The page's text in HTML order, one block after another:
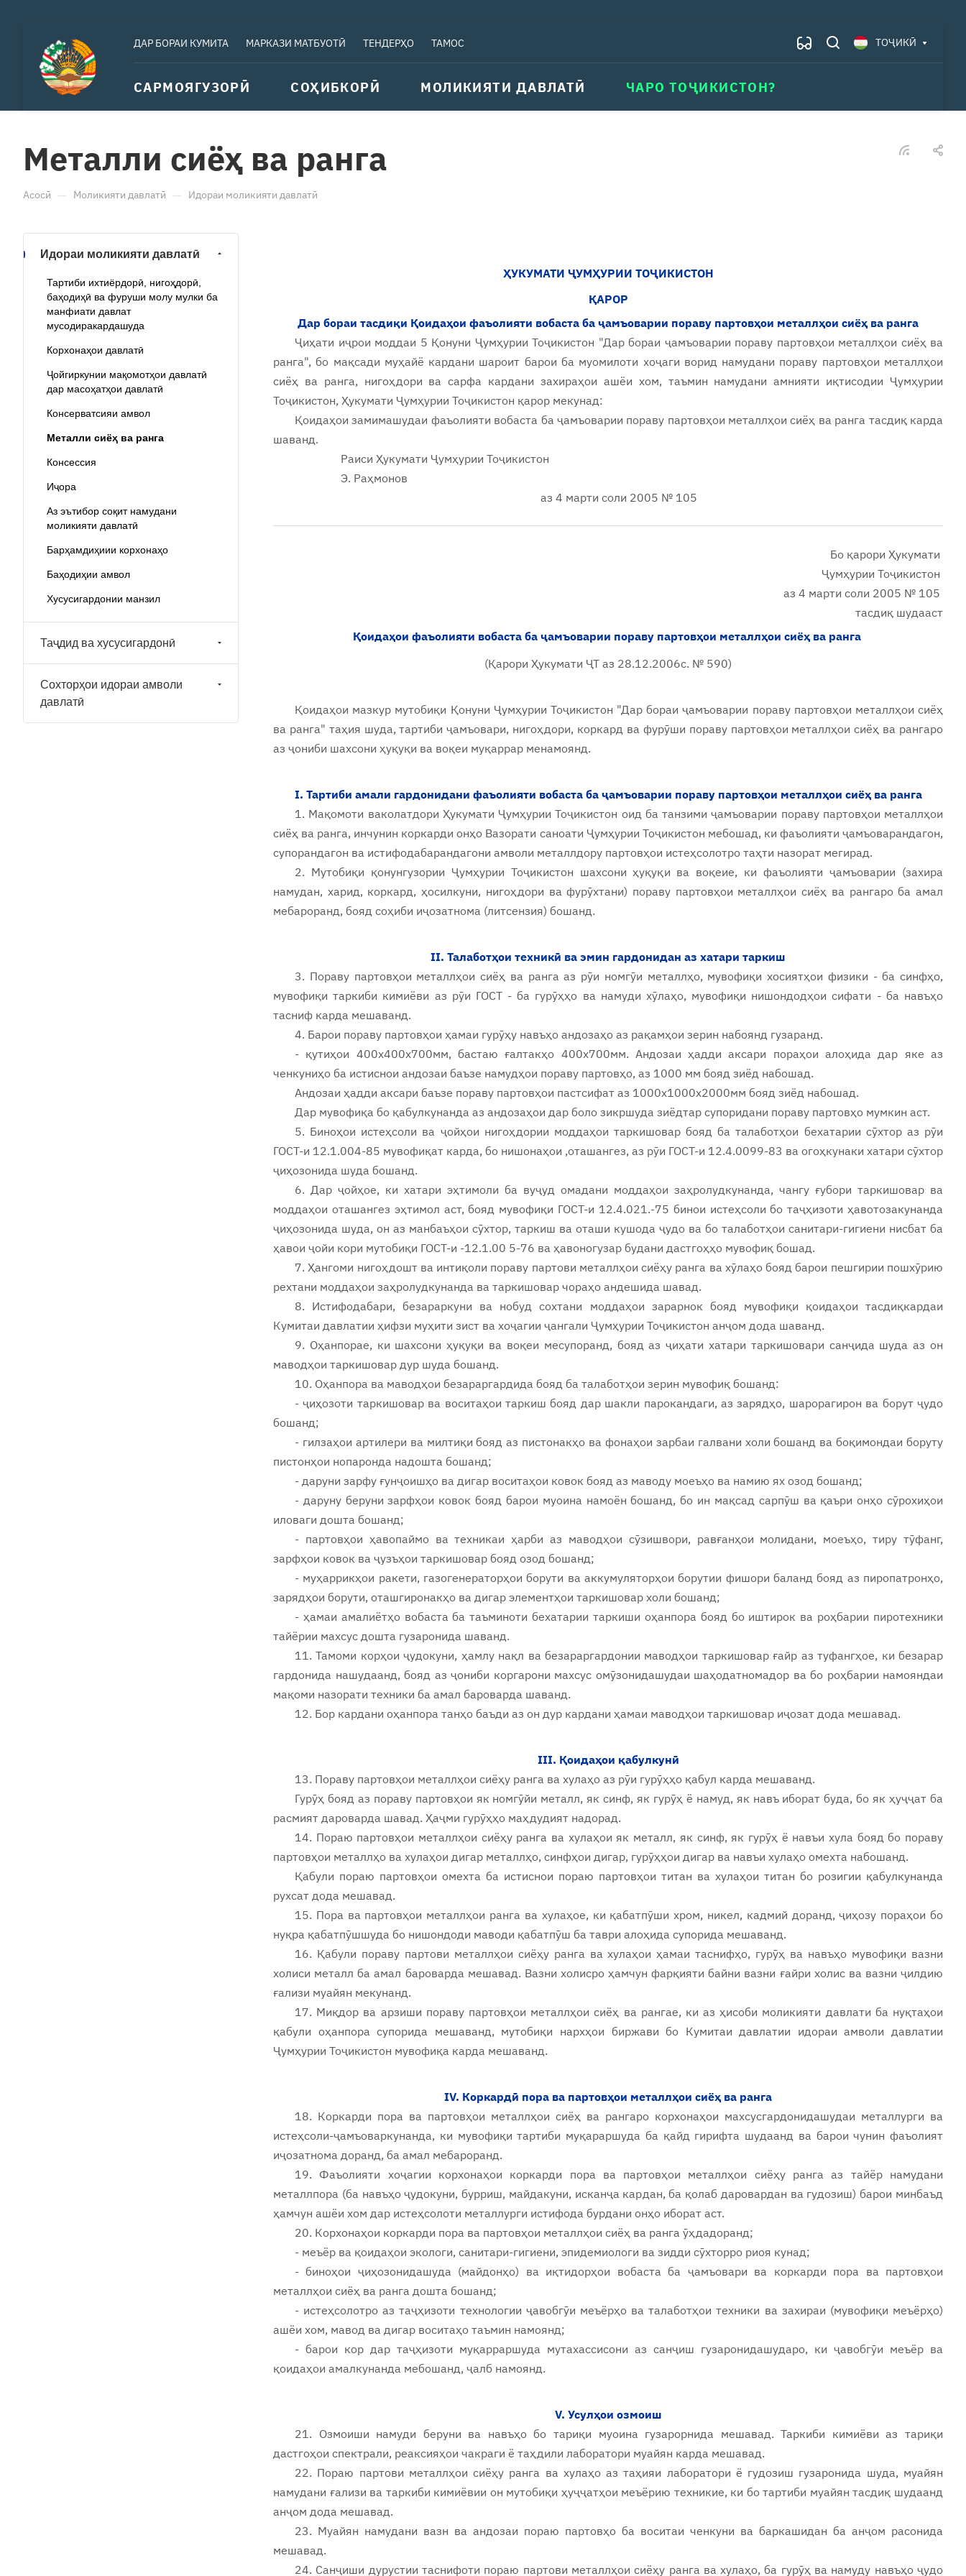
ДАР БОРАИ КУМИТА МАРКАЗИ МАТБУОТӢ ТЕНДЕРҲО ТАМОС ТОҶИКӢ
САРМОЯГУЗОРӢ СОҲИБКОРӢ МОЛИКИЯТИ ДАВЛАТӢ ЧАРО ТОҶИКИСТОН?
Металли сиёҳ ва ранга
Асосӣ — Моликияти давлатӣ — Идораи моликияти давлатӣ
ҲУКУМАТИ ҶУМҲУРИИ ТОҶИКИСТОН
ҚАРОР
Дар бораи тасдиқи Қоидаҳои фаъолияти вобаста ба ҷамъоварии пораву партовҳои металлҳои сиёҳ ва ранга
Ҷиҳати иҷрои моддаи 5 Қонуни Ҷумҳурии Тоҷикистон "Дар бораи ҷамъоварии пораву партовҳои металлҳои сиёҳ ва
ранга", бо мақсади муҳайё кардани шароит барои ба муомилоти хоҷаги ворид намудани пораву партовҳои металлҳои
сиёҳ ва ранга, нигоҳдори ва сарфа кардани захираҳои ашёи хом, таъмин намудани амнияти иқтисодии Ҷумҳурии
Тоҷикистон, Ҳукумати Ҷумҳурии Тоҷикистон қарор мекунад:
Қоидаҳои замимашудаи фаъолияти вобаста ба ҷамъоварии пораву партовҳои металлҳои сиёҳ ва ранга тасдиқ карда
шаванд.
РаисиҲукумати Ҷумҳурии Тоҷикистон
Э. Раҳмонов
аз 4 марти соли 2005 № 105
Бо қарори Ҳукумати
Ҷумҳурии Тоҷикистон
аз 4 марти соли 2005 № 105
тасдиқ шудааст
Қоидаҳои фаъолияти вобаста ба ҷамъоварии пораву партовҳои металлҳои сиёҳ ва ранга
(Қарори Ҳукумати ҶТ аз 28.12.2006с. № 590)
Қоидаҳои мазкур мутобиқи Қонуни Ҷумҳурии Тоҷикистон "Дар бораи ҷамъоварии пораву партовҳои металлҳои сиёҳ
ва ранга" таҳия шуда, тартиби ҷамъовари, нигоҳдори, коркард ва фурӯши пораву партовҳои металлҳои сиёҳ ва рангаро
аз ҷониби шахсони ҳуқуқи ва воқеи муқаррар менамоянд.
I. Тартиби амали гардонидани фаъолияти вобаста ба ҷамъоварии пораву партовҳои металлҳои сиёҳ ва ранга
1. Мақомоти ваколатдори Ҳукумати Ҷумҳурии Тоҷикистон оид ба танзими ҷамъоварии пораву партовҳои металлҳои
сиёҳ ва ранга, инчунин коркарди онҳо Вазорати саноати Ҷумҳурии Тоҷикистон мебошад, ки фаъолияти ҷамъоварандагон,
супорандагон ва истифодабарандагони амволи металлдору партовҳои истеҳсолотро таҳти назорат мегирад.
2. Мутобиқи қонунгузории Ҷумҳурии Тоҷикистон шахсони ҳуқуқи ва воқеие, ки фаъолияти ҷамъоварии (захира
намудан, харид, коркард, ҳосилкуни, нигоҳдори ва фурӯхтани) пораву партовҳои металлҳои сиёҳ ва рангаро ба амал
мебароранд, бояд соҳиби иҷозатнома (литсензия) бошанд.
II. Талаботҳои техникӣ ва эмин гардонидан аз хатари таркиш
3. Пораву партовҳои металлҳои сиёҳ ва ранга аз рӯи номгӯи металлҳо, мувофиқи хосиятҳои физики - ба синфҳо,
мувофиқи таркиби кимиёви аз рӯи ГОСТ - ба гурӯҳҳо ва намуди хӯлаҳо, мувофиқи нишондодҳои сифати - ба навъҳо
тасниф карда мешаванд.
4. Барои пораву партовҳои ҳамаи гурӯҳу навъҳо андозаҳо аз рақамҳои зерин набоянд гузаранд.
- қутиҳои 400х400х700мм, бастаю ғалтакҳо 400х700мм. Андозаи ҳадди аксари пораҳои алоҳида дар яке аз
ченкуниҳо ба истиснои андозаи баъзе намудҳои пораву партовҳо, аз 1000 мм бояд зиёд набошад.
Андозаи ҳадди аксари баъзе пораву партовҳои пастсифат аз 1000х1000х2000мм бояд зиёд набошад.
Дар мувофиқа бо қабулкунанда аз андозаҳои дар боло зикршуда зиёдтар супоридани пораву партовҳо мумкин аст.
5. Биноҳои истеҳсоли ва ҷойҳои нигоҳдории моддаҳои таркишовар бояд ба талаботҳои бехатарии сӯхтор аз рӯи
ГОСТ-и 12.1.004-85 мувофиқат карда, бо нишонаҳои ,оташангез, аз рӯи ГОСТ-и 12.4.0099-83 ва огоҳкунаки хатари сӯхтор
ҷиҳозонида шуда бошанд.
6. Дар ҷойҳое, ки хатари эҳтимоли ба вуҷуд омадани моддаҳои заҳролудкунанда, чангу ғубори таркишовар ва
моддаҳои оташангез эҳтимол аст, бояд мувофиқи ГОСТ-и 12.4.021.-75 бинои истеҳсоли бо таҷҳизоти ҳавотозакунанда
ҷиҳозонида шуда, он аз манбаъҳои сӯхтор, таркиш ва оташи кушода ҷудо ва бо талаботҳои санитари-гигиени нисбат ба
ҳавои ҷойи кори мутобиқи ГОСТ-и -12.1.00 5-76 ва ҳавоногузар будани дастгоҳҳо мувофиқ бошад.
7. Ҳангоми нигоҳдошт ва интиқоли пораву партови металлҳои сиёҳу ранга ва хӯлаҳо бояд барои пешгирии пошхӯрию
рехтани моддаҳои заҳролудкунанда ва таркишовар чораҳо андешида шавад.
8. Истифодабари, безараркуни ва нобуд сохтани моддаҳои зарарнок бояд мувофиқи қоидаҳои тасдиқкардаи
Кумитаи давлатии ҳифзи муҳити зист ва хоҷагии ҷангали Ҷумҳурии Тоҷикистон анҷом дода шаванд.
9. Оҳанпорае, ки шахсони ҳуқуқи ва воқеи месупоранд, бояд аз ҷиҳати хатари таркишовари санҷида шуда аз он
маводҳои таркишовар дур шуда бошанд.
10. Оҳанпора ва маводҳои безараргардида бояд ба талаботҳои зерин мувофиқ бошанд:
- ҷиҳозоти таркишовар ва воситаҳои таркиш бояд дар шакли парокандаги, аз зарядҳо, шарорагирон ва борут ҷудо
бошанд;
- гилзаҳои артилери ва милтиқи бояд аз пистонакҳо ва фонаҳои зарбаи галвани холи бошанд ва боқимондаи боруту
пистонҳои нопаронда надошта бошанд;
- даруни зарфу ғунҷоишҳо ва дигар воситаҳои ковок бояд аз маводу моеъҳо ва намию ях озод бошанд;
- даруну беруни зарфҳои ковок бояд барои муоина намоён бошанд, бо ин мақсад сарпӯш ва қаъри онҳо сӯрохиҳои
иловаги дошта бошанд;
- партовҳои ҳавопаймо ва техникаи ҳарби аз маводҳои сӯзишвори, равғанҳои молидани, моеъҳо, тиру тӯфанг,
зарфҳои ковок ва ҷузъҳои таркишовар бояд озод бошанд;
- муҳаррикҳои ракети, газогенераторҳои борути ва аккумуляторҳои борутии фишори баланд бояд аз пиропатронҳо,
зарядҳои борути, оташгиронакҳо ва дигар элементҳои таркишовар холи бошанд;
- ҳамаи амалиётҳо вобаста ба таъминоти бехатарии таркиши оҳанпора бояд бо иштирок ва роҳбарии пиротехники
тайёрии махсус дошта гузаронида шаванд.
11. Тамоми корҳои ҷудокуни, ҳамлу нақл ва безараргардонии маводҳои таркишовар ғайр аз туфангҳое, ки безарар
гардонида нашудаанд, бояд аз ҷониби коргарони махсус омӯзонидашудаи шаҳодатномадор ва бо роҳбарии намояндаи
мақоми назорати техники ба амал бароварда шаванд.
12. Бор кардани оҳанпора танҳо баъди аз он дур кардани ҳамаи маводҳои таркишовар иҷозат дода мешавад.
III. Қоидаҳои қабулкунӣ
13. Пораву партовҳои металлҳои сиёҳу ранга ва хулаҳо аз рӯи гурӯҳҳо қабул карда мешаванд.
Гурӯҳ бояд аз пораву партовҳои як номгӯйи металл, як синф, як гурӯҳ ё намуд, як навъ иборат буда, бо як ҳуҷҷат ба
расмият дароварда шавад. Ҳаҷми гурӯҳҳо маҳдудият надорад.
14. Пораю партовҳои металлҳои сиёҳу ранга ва хулаҳои як металл, як синф, як гурӯҳ ё навъи хула бояд бо пораву
партовҳои металлҳо ва хулаҳои дигар металлҳо, синфҳои дигар, гурӯҳҳои дигар ва навъи хулаҳо омехта набошанд.
Қабули пораю партовҳои омехта ба истиснои пораю партовҳои титан ва хулаҳои титан бо розигии қабулкунанда
рухсат дода мешавад.
15. Пора ва партовҳои металлҳои ранга ва хулаҳое, ки қабатпӯши хром, никел, кадмий доранд, ҷиҳозу пораҳои бо
нуқра қабатпӯшшуда бо нишондоди маводи қабатпӯш ба таври алоҳида супорида мешаванд.
16. Қабули пораву партови металлҳои сиёҳу ранга ва хулаҳои ҳамаи таснифҳо, гурӯҳ ва навъҳо мувофиқи вазни
холиси металл ба амал бароварда мешавад. Вазни холисро ҳамчун фарқияти байни вазни ғайри холис ва вазни ҷилдию
ғализи муайян мекунанд.
17. Миқдор ва арзиши пораву партовҳои металлҳои сиёҳ ва рангае, ки аз ҳисоби моликияти давлати ба нуқтаҳои
қабули оҳанпора супорида мешаванд, мутобиқи нархҳои биржави бо Кумитаи давлатии идораи амволи давлатии
Ҷумҳурии Тоҷикистон мувофиқа карда мешаванд.
IV. Коркардӣ пора ва партовҳои металлҳои сиёҳ ва ранга
18. Коркарди пора ва партовҳои металлҳои сиёҳ ва рангаро корхонаҳои махсусгардонидашудаи металлурги ва
истеҳсоли-ҷамъоваркунанда, ки мувофиқи тартиби муқараршуда ба қайд гирифта шудаанд ва барои чунин фаъолият
иҷозатнома доранд, ба амал мебароранд.
19. Фаъолияти хоҷагии корхонаҳои коркарди пора ва партовҳои металлҳои сиёҳу ранга аз тайёр намудани
металлпора (ба навъҳо ҷудокуни, бурриш, майдакуни, исканҷа кардан, ба қолаб даровардан ва гудозиш) барои минбаъд
ҳамчун ашёи хом дар истеҳсолоти металлурги истифода бурдани онҳо иборат аст.
20. Корхонаҳои коркарди пора ва партовҳои металлҳои сиёҳ ва ранга ӯҳдадоранд;
- меъёр ва қоидаҳои экологи, санитари-гигиени, эпидемиологи ва зидди сӯхторро риоя кунад;
- биноҳои ҷиҳозонидашуда (майдонҳо) ва иқтидорҳои вобаста ба ҷамъовари ва коркарди пора ва партовҳои
металлҳои сиёҳ ва ранга дошта бошанд;
- истеҳсолотро аз таҷҳизоти технологии ҷавобгӯи меъёрҳо ва талаботҳои техники ва захираи (мувофиқи меъёрҳо)
ашёи хом, мавод ва дигар воситаҳо таъмин намоянд;
- барои кор дар таҷҳизоти муқарраршуда мутахассисони аз санҷиш гузаронидашударо, ки ҷавобгӯи меъёр ва
қоидаҳои амалкунанда мебошанд, ҷалб намоянд.
V. Усулҳои озмоиш
21. Озмоиши намуди беруни ва навъҳо бо тариқи муоина гузарорнида мешавад. Таркиби кимиёви аз тариқи
дастгоҳои спектрали, реаксияҳои чакраги ё таҳдили лаборатори муайян карда мешавад.
22. Пораю партови металлҳои сиёҳу ранга ва хулаҳо аз таҳияи лаборатори ё гудозиш гузаронида шуда, муайян
намудани ғализи ва таркиби кимиёвии он мутобиқи ҳуҷҷатҳои меъёрию техникие, ки бо тартиби муайян тасдиқ шудаанд
анҷом дода мешавад.
23. Муайян намудани вазн ва андозаи пораю партовҳо ба воситаи ченкуни ва баркашидан ба анҷом расонида
мешавад.
24. Санҷиши дурустии таснифоти пораю партови металлҳои сиёҳу ранга ва хулаҳо, ба гурӯҳ ва намуду навъҳо ҷудо
Идораи моликияти давлатӣ
Тартиби ихтиёрдорӣ, нигоҳдорӣ,
баҳодиҳӣ ва фуруши молу мулки ба
манфиати давлат
мусодиракардашуда
Корхонаҳои давлатӣ
Ҷойгиркунии мақомотҳои давлатӣ
дар масоҳатҳои давлатӣ
Консерватсияи амвол
Металли сиёҳ ва ранга
Консессия
Иҷора
Аз эътибор соқит намудани
моликияти давлатӣ
Барҳамдиҳиии корхонаҳо
Баҳодиҳии амвол
Хусусигардонии манзил
Таҷдид ва хусусигардонӣ
Сохторҳои идораи амволи
давлатӣ